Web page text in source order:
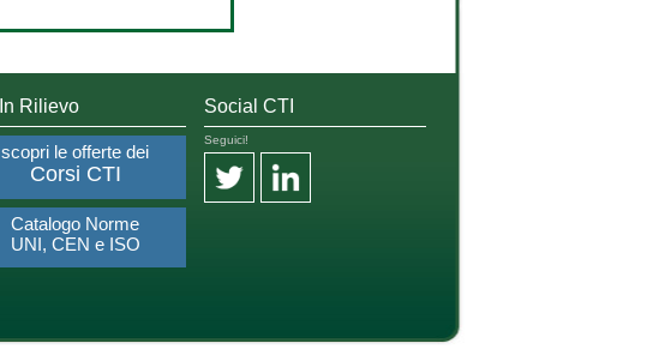
In Rilievo
scopri le offerte dei
Corsi CTI
Catalogo Norme
UNI, CEN e ISO
Social CTI
Seguici!